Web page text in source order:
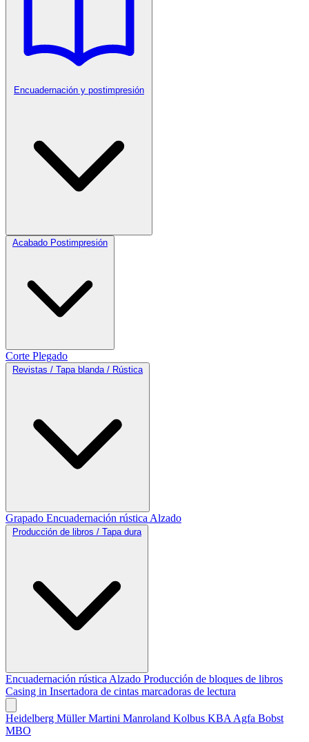
Encuadernación y postimpresión
Acabado Postimpresión
Corte Plegado
Revistas / Tapa blanda / Rústica
Grapado Encuadernación rústica Alzado
Producción de libros / Tapa dura
Encuadernación rústica Alzado Producción de bloques de libros
Casing in Insertadora de cintas marcadoras de lectura
Heidelberg Müller Martini Manroland Kolbus KBA Agfa Bobst
MBO